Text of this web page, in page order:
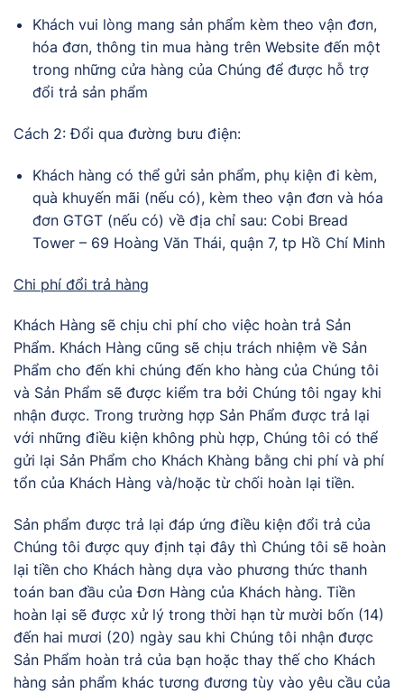
Khách vui lòng mang sản phẩm kèm theo vận đơn,
hóa đơn, thông tin mua hàng trên Website đến một
trong những cửa hàng của Chúng để được hỗ trợ
đổi trả sản phẩm
Cách 2: Đổi qua đường bưu điện:
Khách hàng có thể gửi sản phẩm, phụ kiện đi kèm,
quà khuyến mãi (nếu có), kèm theo vận đơn và hóa
đơn GTGT (nếu có) về địa chỉ sau: Cobi Bread
Tower – 69 Hoàng Văn Thái, quận 7, tp Hồ Chí Minh
Chi phí đổi trả hàng
Khách Hàng sẽ chịu chi phí cho việc hoàn trả Sản
Phẩm. Khách Hàng cũng sẽ chịu trách nhiệm về Sản
Phẩm cho đến khi chúng đến kho hàng của Chúng tôi
và Sản Phẩm sẽ được kiểm tra bởi Chúng tôi ngay khi
nhận được. Trong trường hợp Sản Phẩm được trả lại
với những điều kiện không phù hợp, Chúng tôi có thể
gửi lại Sản Phẩm cho Khách Khàng bằng chi phí và phí
tổn của Khách Hàng và/hoặc từ chối hoàn lại tiền.
Sản phẩm được trả lại đáp ứng điều kiện đổi trả của
Chúng tôi được quy định tại đây thì Chúng tôi sẽ hoàn
lại tiền cho Khách hàng dựa vào phương thức thanh
toán ban đầu của Đơn Hàng của Khách hàng. Tiền
hoàn lại sẽ được xử lý trong thời hạn từ mười bốn (14)
đến hai mươi (20) ngày sau khi Chúng tôi nhận được
Sản Phẩm hoàn trả của bạn hoặc thay thế cho Khách
hàng sản phẩm khác tương đương tùy vào yêu cầu của